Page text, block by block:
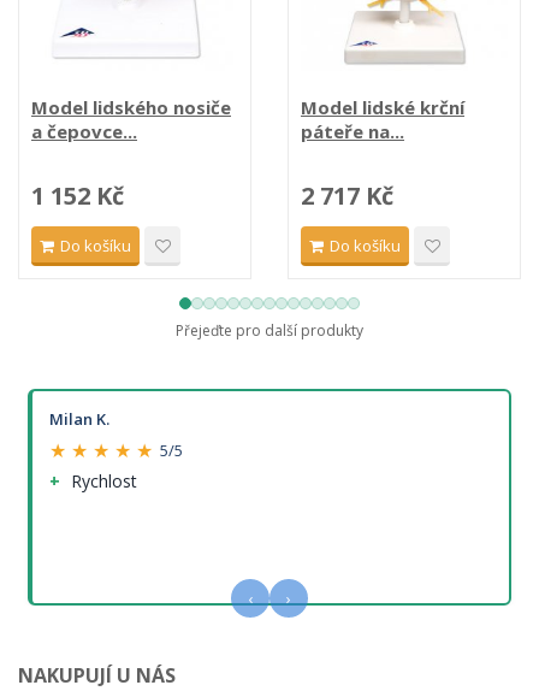
Model lidského nosiče
a čepovce...
1 152 Kč
Do košíku
Model lidské krční
páteře na...
2 717 Kč
Do košíku
Přejeďte pro další produkty
Milan K.
★ ★ ★ ★ ★ 5/5
Rychlost
‹ ›
NAKUPUJÍ U NÁS